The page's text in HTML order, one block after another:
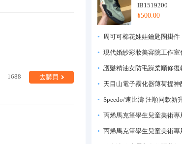
1688 去購買
IB1519200
¥500.00
周可可棉花娃娃鑰匙圈掛件